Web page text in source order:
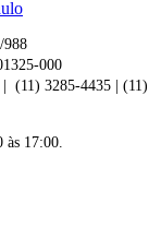
988
000
(11) 3285-4435 | (11)
17:00.